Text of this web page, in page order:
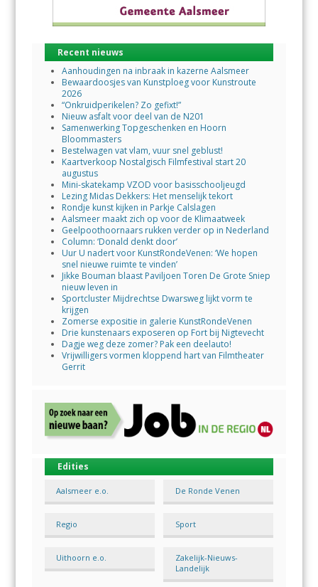
Recent nieuws
Aanhoudingen na inbraak in kazerne Aalsmeer
Bewaardoosjes van Kunstploeg voor Kunstroute
2026
“Onkruidperikelen? Zo gefixt!”
Nieuw asfalt voor deel van de N201
Samenwerking Topgeschenken en Hoorn
Bloommasters
Bestelwagen vat vlam, vuur snel geblust!
Kaartverkoop Nostalgisch Filmfestival start 20
augustus
Mini-skatekamp VZOD voor basisschooljeugd
Lezing Midas Dekkers: Het menselijk tekort
Rondje kunst kijken in Parkje Calslagen
Aalsmeer maakt zich op voor de Klimaatweek
Geelpoothoornaars rukken verder op in Nederland
Column: ‘Donald denkt door’
Uur U nadert voor KunstRondeVenen: ‘We hopen
snel nieuwe ruimte te vinden’
Jikke Bouman blaast Paviljoen Toren De Grote Sniep
nieuw leven in
Sportcluster Mijdrechtse Dwarsweg lijkt vorm te
krijgen
Zomerse expositie in galerie KunstRondeVenen
Drie kunstenaars exposeren op Fort bij Nigtevecht
Dagje weg deze zomer? Pak een deelauto!
Vrijwilligers vormen kloppend hart van Filmtheater
Gerrit
Edities
Aalsmeer e.o. De Ronde Venen
Regio Sport
Uithoorn e.o.
Zakelijk-Nieuws-
Landelijk